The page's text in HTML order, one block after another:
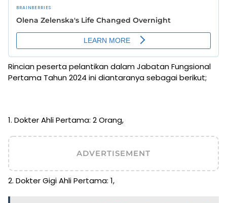
Rincian peserta pelantikan dalam Jabatan Fungsional
Pertama Tahun 2024 ini diantaranya sebagai berikut;
1. Dokter Ahli Pertama: 2 Orang,
ADVERTISEMENT
2. Dokter Gigi Ahli Pertama: 1,